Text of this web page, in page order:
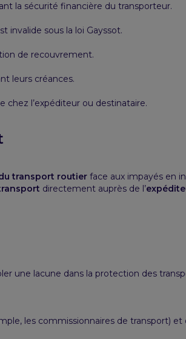
la sécurité financière du transporteur.
invalide sous la loi Gayssot.
de recouvrement.
leurs créances.
chez l’expéditeur ou destinataire.
transport routier face aux impayés en
directement auprès de l’
une lacune dans la protection des
les commissionnaires de transport)